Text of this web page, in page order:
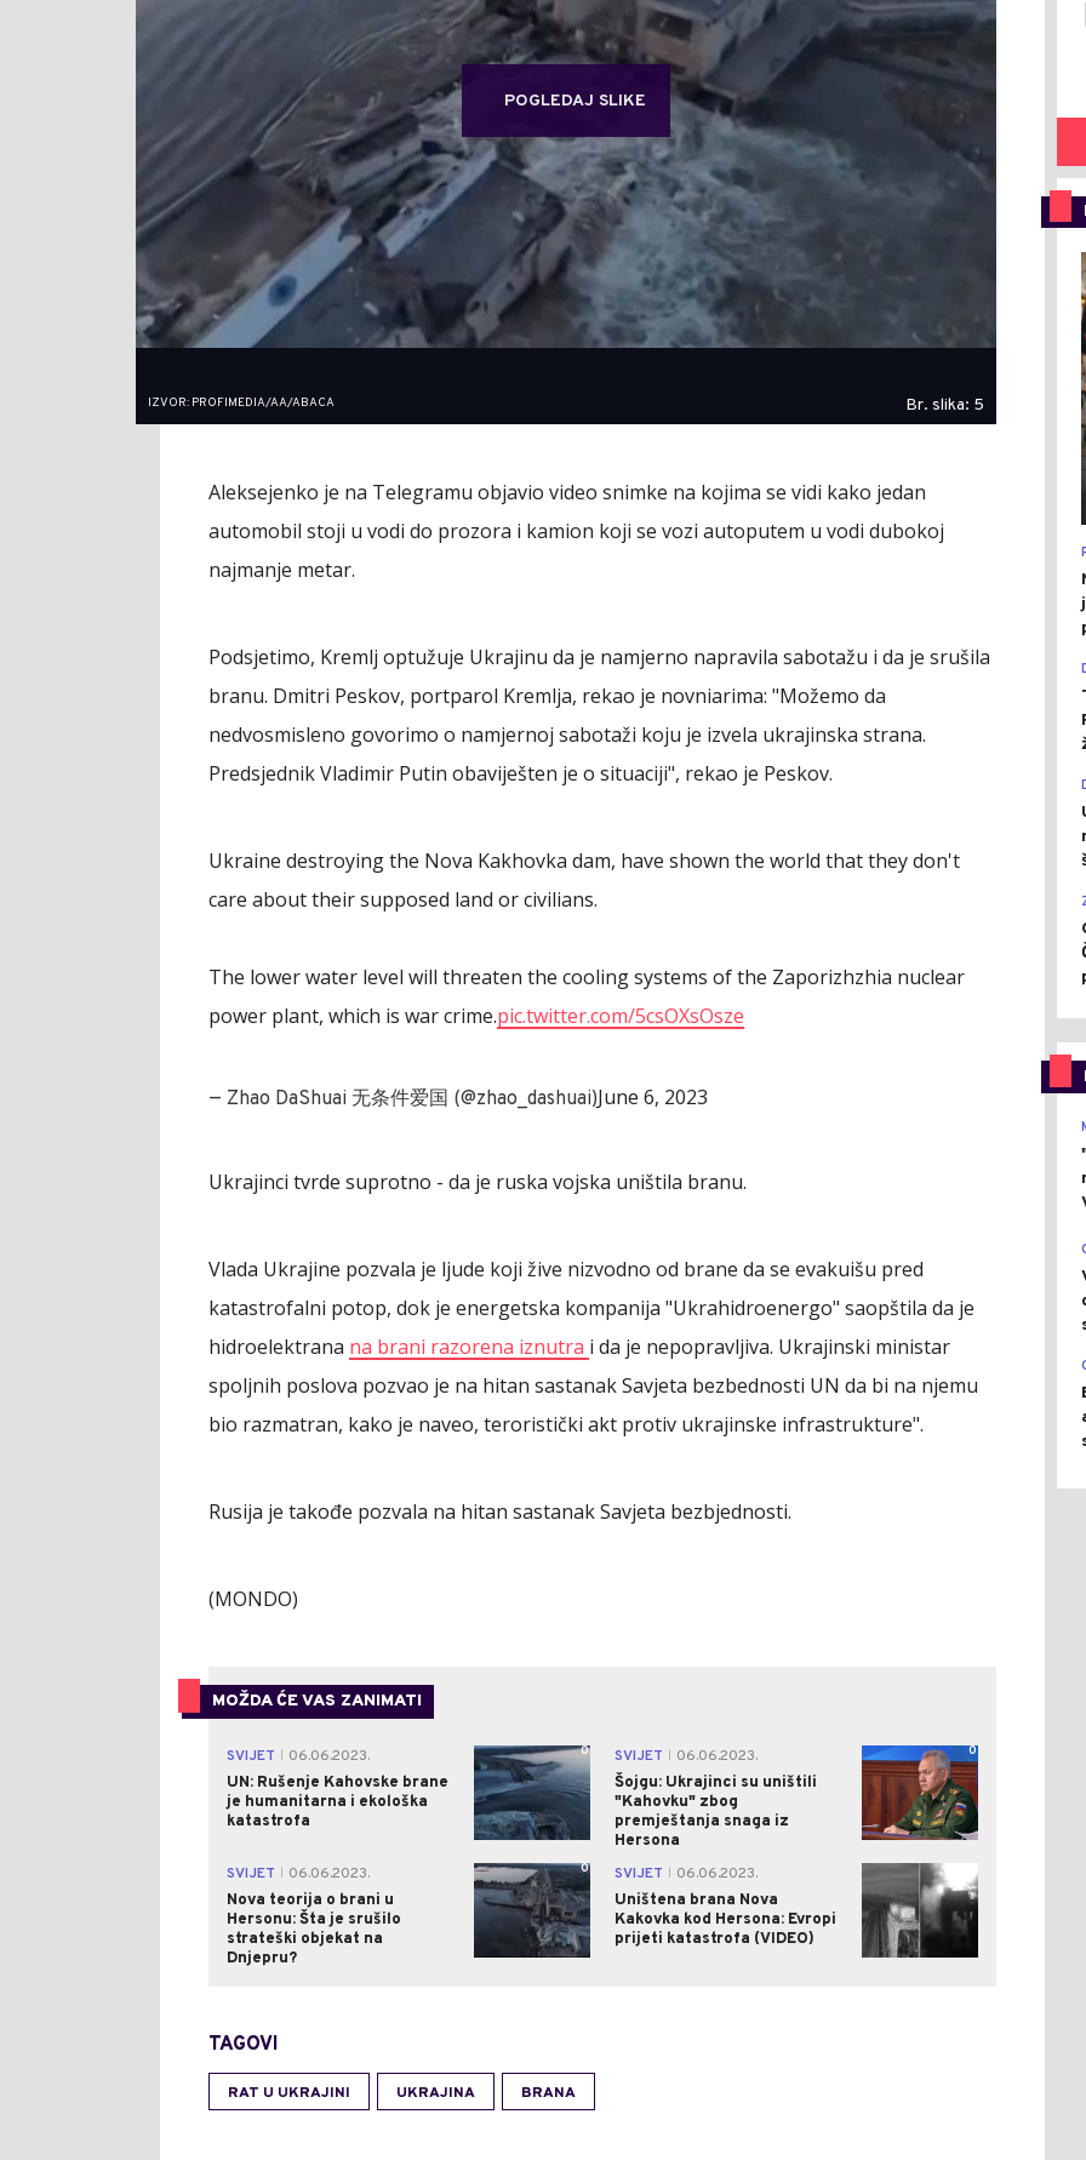
POGLEDAJ SLIKE
IZVOR: PROFIMEDIA/AA/ABACA Br. slika: 5
Aleksejenko je na Telegramu objavio video snimke na kojima se vidi kako jedan
automobil stoji u vodi do prozora i kamion koji se vozi autoputem u vodi dubokoj
najmanje metar.
Podsjetimo, Kremlj optužuje Ukrajinu da je namjerno napravila sabotažu i da je srušila
branu. Dmitri Peskov, portparol Kremlja, rekao je novniarima: "Možemo da
nedvosmisleno govorimo o namjernoj sabotaži koju je izvela ukrajinska strana.
Predsjednik Vladimir Putin obaviješten je o situaciji", rekao je Peskov.
Ukraine destroying the Nova Kakhovka dam, have shown the world that they don't
care about their supposed land or civilians.
The lower water level will threaten the cooling systems of the Zaporizhzhia nuclear
power plant, which is war crime.pic.twitter.com/5csOXsOsze
— Zhao DaShuai 无条件爱国 (@zhao_dashuai)June 6, 2023
Ukrajinci tvrde suprotno - da je ruska vojska uništila branu.
Vlada Ukrajine pozvala je ljude koji žive nizvodno od brane da se evakuišu pred
katastrofalni potop, dok je energetska kompanija "Ukrahidroenergo" saopštila da je
hidroelektrana na brani razorena iznutra i da je nepopravljiva. Ukrajinski ministar
spoljnih poslova pozvao je na hitan sastanak Savjeta bezbednosti UN da bi na njemu
bio razmatran, kako je naveo, teroristički akt protiv ukrajinske infrastrukture".
Rusija je takođe pozvala na hitan sastanak Savjeta bezbjednosti.
(MONDO)
MOŽDA ĆE VAS ZANIMATI
SVIJET
06.06.2023.
UN: Rušenje Kahovske brane
je humanitarna i ekološka
katastrofa
0 SVIJET
06.06.2023.
Šojgu: Ukrajinci su uništili
"Kahovku" zbog
premještanja snaga iz
Hersona
0
SVIJET
06.06.2023.
Nova teorija o brani u
Hersonu: Šta je srušilo
strateški objekat na
Dnjepru?
0 SVIJET
06.06.2023.
Uništena brana Nova
Kakovka kod Hersona: Evropi
prijeti katastrofa (VIDEO)
TAGOVI
RAT U UKRAJINI UKRAJINA BRANA